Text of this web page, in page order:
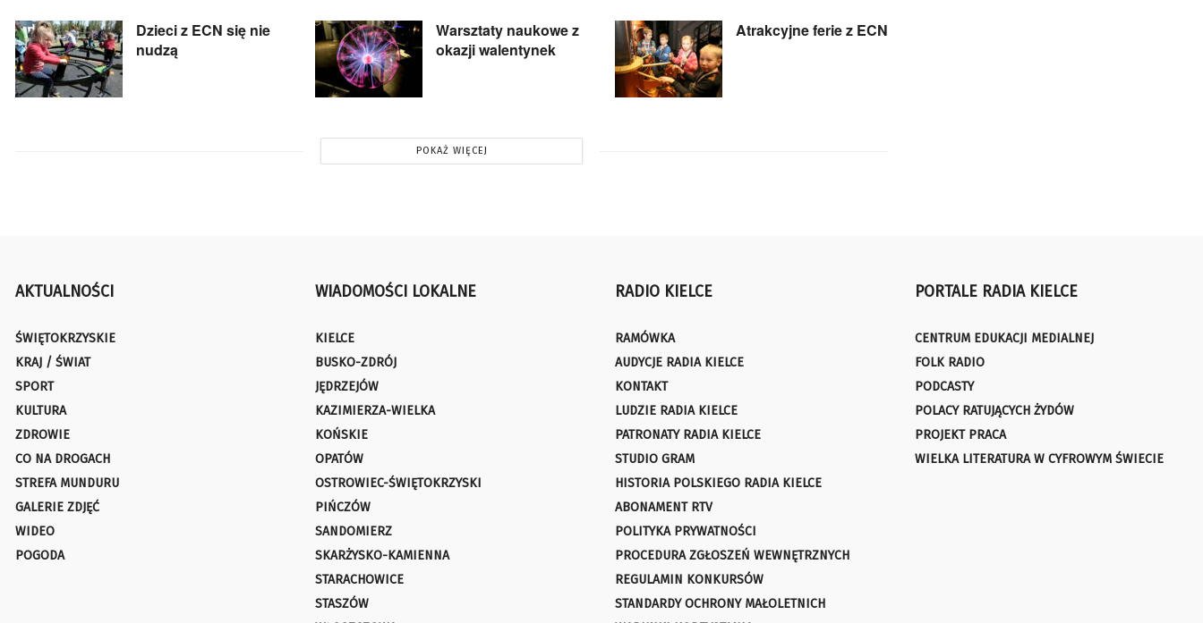
Dzieci z ECN się nie
nudzą
Warsztaty naukowe z
okazji walentynek
Atrakcyjne ferie z ECN
POKAŻ WIĘCEJ
AKTUALNOŚCI
ŚWIĘTOKRZYSKIE
KRAJ / ŚWIAT
SPORT
KULTURA
ZDROWIE
CO NA DROGACH
STREFA MUNDURU
GALERIE ZDJĘĆ
WIDEO
POGODA
WIADOMOŚCI LOKALNE
KIELCE
BUSKO-ZDRÓJ
JĘDRZEJÓW
KAZIMIERZA-WIELKA
KOŃSKIE
OPATÓW
OSTROWIEC-ŚWIĘTOKRZYSKI
PIŃCZÓW
SANDOMIERZ
SKARŻYSKO-KAMIENNA
STARACHOWICE
STASZÓW
RADIO KIELCE
RAMÓWKA
AUDYCJE RADIA KIELCE
KONTAKT
LUDZIE RADIA KIELCE
PATRONATY RADIA KIELCE
STUDIO GRAM
HISTORIA POLSKIEGO RADIA KIELCE
ABONAMENT RTV
POLITYKA PRYWATNOŚCI
PROCEDURA ZGŁOSZEŃ WEWNĘTRZNYCH
REGULAMIN KONKURSÓW
STANDARDY OCHRONY MAŁOLETNICH
PORTALE RADIA KIELCE
CENTRUM EDUKACJI MEDIALNEJ
FOLK RADIO
PODCASTY
POLACY RATUJĄCYCH ŻYDÓW
PROJEKT PRACA
WIELKA LITERATURA W CYFROWYM ŚWIECIE